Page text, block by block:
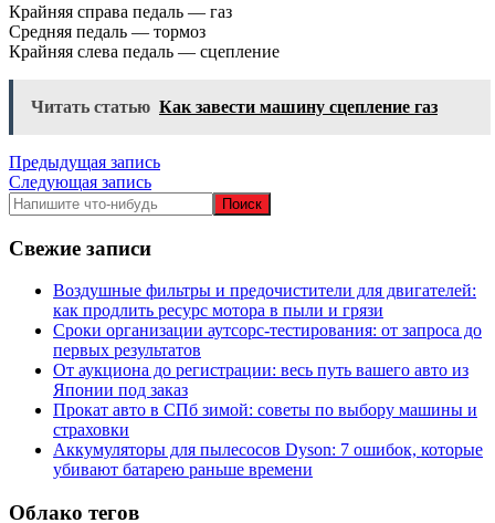
Крайняя справа педаль — газ
Средняя педаль — тормоз
Крайняя слева педаль — сцепление
Читать статью Как завести машину сцепление газ
Навигация
по
записям
Предыдущая запись
Следующая запись
Свежие записи
Воздушные фильтры и предочистители для двигателей:
как продлить ресурс мотора в пыли и грязи
Сроки организации аутсорс‑тестирования: от запроса до
первых результатов
От аукциона до регистрации: весь путь вашего авто из
Японии под заказ
Прокат авто в СПб зимой: советы по выбору машины и
страховки
Аккумуляторы для пылесосов Dyson: 7 ошибок, которые
убивают батарею раньше времени
Облако тегов